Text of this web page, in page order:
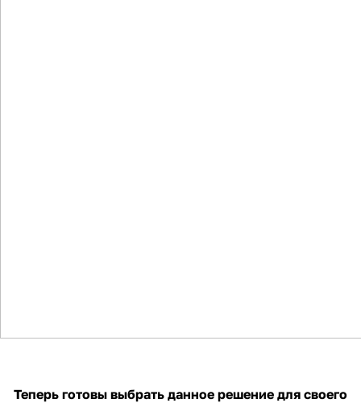
Теперь готовы выбрать данное решение для своего